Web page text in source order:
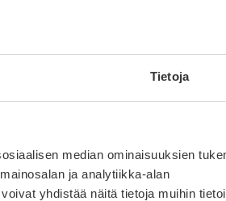
Tietoja
median ominaisuuksien
ja analytiikka-alan
yhdistää näitä tietoja muihin
Ilmainen toimitus
Lääkkeet eivät
Osta nyt, saat 45
Katso kaikki Sebamed-